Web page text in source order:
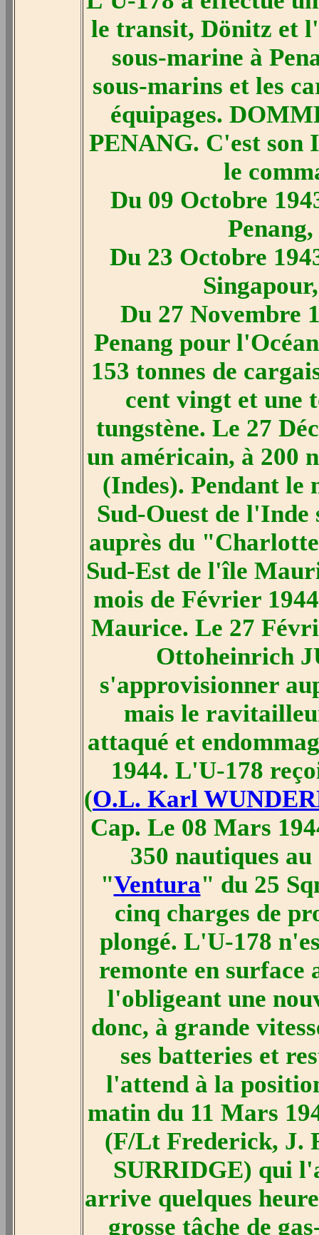
le transit, Dönitz et
sous-marine à
sous-marins et les
équipages.
PENANG. C'est son
le
Du 09 Octobre
Du 23 Octobre
Du 27 Novembre
Penang pour
153 tonnes de
cent vingt et une
tungstène. Le 27
un américain, à 200
(Indes). Pendant le
Sud-Ouest de l'Inde
auprès du
Sud-Est de l'île
mois de Février
Maurice. Le 27
Ottoheinrich
s'approvisionner
mais le
attaqué et
1944. L'U-178
(O.L. Karl
Cap. Le 08 Mars
350 nautiques
"Ventura" du 25
cinq charges de
plongé. L'U-178
remonte en surface
l'obligeant une
donc, à grande
ses batteries et
l'attend à la
matin du 11 Mars
(F/Lt Frederick, J.
SURRIDGE) qui
arrive quelques
grosse tâche de